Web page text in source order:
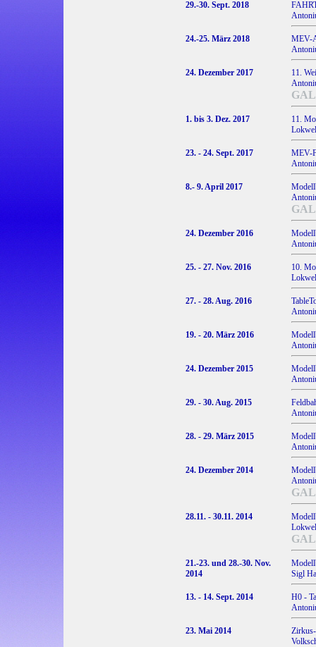
29.-30. Sept. 2018
24.-25. März 2018
MEV-
24. Dezember 2017
11.
1. bis 3. Dez. 2017
11.
23. - 24. Sept. 2017
MEV-
8.- 9. April 2017
24. Dezember 2016
25. - 27. Nov. 2016
10.
27. - 28. Aug. 2016
19. - 20. März 2016
24. Dezember 2015
29. - 30. Aug. 2015
28. - 29. März 2015
24. Dezember 2014
28.11. - 30.11. 2014
21.-23. und 28.-30. Nov.
2014
Sigl
13. - 14. Sept. 2014
H0 -
23. Mai 2014